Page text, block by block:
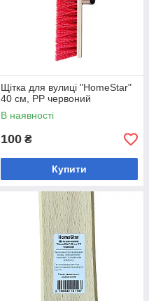
Щітка для вулиці "HomeStar"
40 см, PP червоний
В наявності
100 ₴
Купити